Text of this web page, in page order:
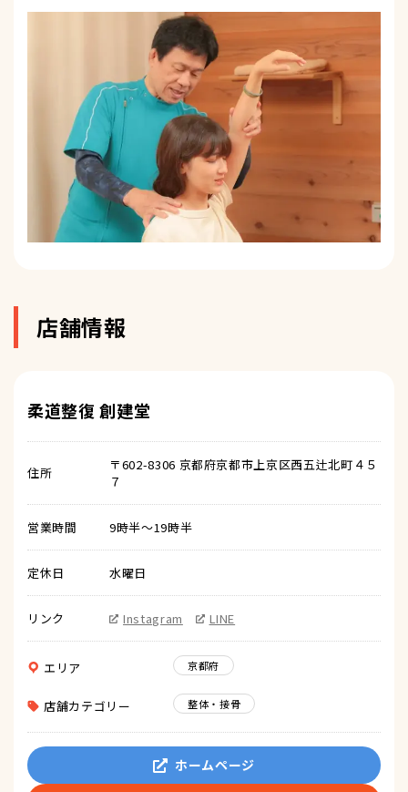
店舗情報
柔道整復 創建堂
住所
〒602-8306 京都府京都市上京区西五辻北町４５
７
営業時間 9時半〜19時半
定休日 水曜日
リンク Instagram LINE
エリア 京都府
店舗カテゴリー 整体・接骨
ホームページ